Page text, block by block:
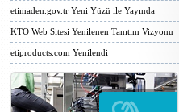
etimaden.gov.tr Yeni Yüzü ile Yayında
KTO Web Sitesi Yenilenen Tanıtım Vizyonu
etiproducts.com Yenilendi